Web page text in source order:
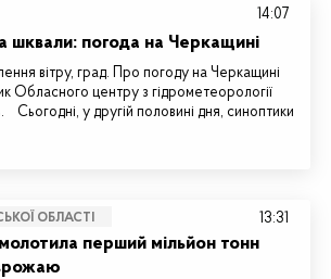
шквали: погода на Черкащині
вітру, град. Про погоду на Черкащині
Обласного центру з гідрометеорології
Сьогодні, у другій половині дня, синоптики
14:07
ОБЛАСТІ
перший мільйон тонн
13:31